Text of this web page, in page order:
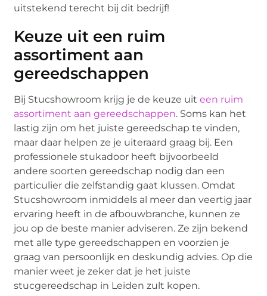
uitstekend terecht bij dit bedrijf!
Keuze uit een ruim
assortiment aan
gereedschappen
Bij Stucshowroom krijg je de keuze uiteen ruim
assortiment aan gereedschappen. Soms kan het
lastig zijn om het juiste gereedschap te vinden,
maar daar helpen ze je uiteraard graag bij. Een
professionele stukadoor heeft bijvoorbeeld
andere soorten gereedschap nodig dan een
particulier die zelfstandig gaat klussen. Omdat
Stucshowroom inmiddels al meer dan veertig jaar
ervaring heeft in de afbouwbranche, kunnen ze
jou op de beste manier adviseren. Ze zijn bekend
met alle type gereedschappen en voorzien je
graag van persoonlijk en deskundig advies. Op die
manier weet je zeker dat je het juiste
stucgereedschap in Leiden zult kopen.